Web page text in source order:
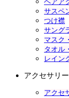
ヘアア
サスペ
つけ襟
サング
マスク
タオル
レイン
アクセサリ
アクセ